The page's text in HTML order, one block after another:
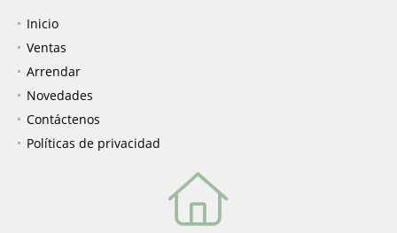
Inicio
Ventas
Arrendar
Novedades
Contáctenos
Políticas de privacidad